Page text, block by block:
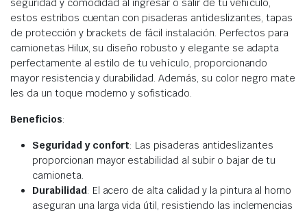
seguridad y comodidad al ingresar o salir de tu vehículo,
estos estribos cuentan con pisaderas antideslizantes, tapas
de protección y brackets de fácil instalación. Perfectos para
camionetas Hilux, su diseño robusto y elegante se adapta
perfectamente al estilo de tu vehículo, proporcionando
mayor resistencia y durabilidad. Además, su color negro mate
les da un toque moderno y sofisticado.
Beneficios:
Seguridad y confort: Las pisaderas antideslizantes
proporcionan mayor estabilidad al subir o bajar de tu
camioneta.
Durabilidad: El acero de alta calidad y la pintura al horno
aseguran una larga vida útil, resistiendo las inclemencias